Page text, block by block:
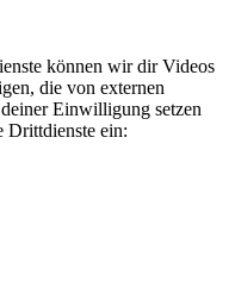
können wir dir Videos
die von externen
Einwilligung setzen
Drittdienste ein: